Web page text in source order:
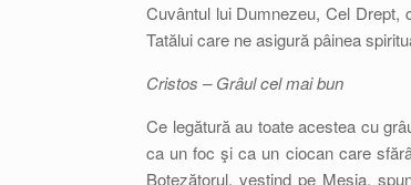
Cuvântul lui Dumnezeu, Cel
Tatălui care ne asigură pâinea
Cristos – Grâul cel mai bun
Ce legătură au toate acestea cu
ca un foc şi ca un ciocan care
Botezătorul, vestind pe Mesia,